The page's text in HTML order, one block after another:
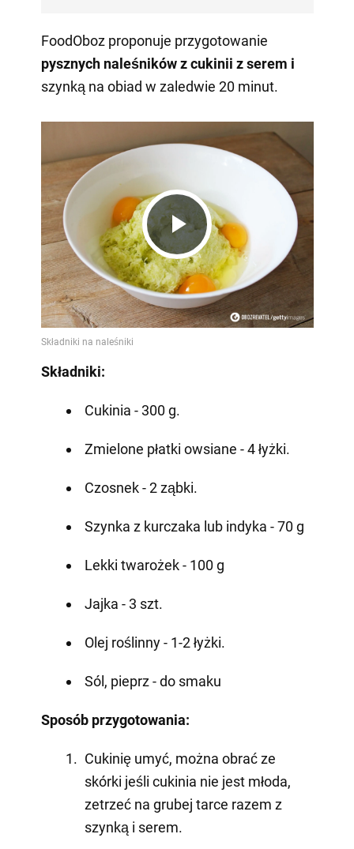
FoodOboz proponuje przygotowanie
pysznych naleśników z cukinii z serem i
szynką na obiad w zaledwie 20 minut.
Play
Video
Składniki:
Cukinia - 300 g.
Zmielone płatki owsiane - 4 łyżki.
Czosnek - 2 ząbki.
Szynka z kurczaka lub indyka - 70 g
Lekki twarożek - 100 g
Jajka - 3 szt.
Olej roślinny - 1-2 łyżki.
Sól, pieprz - do smaku
Sposób przygotowania:
Cukinię umyć, można obrać ze
skórki jeśli cukinia nie jest młoda,
zetrzeć na grubej tarce razem z
szynką i serem.